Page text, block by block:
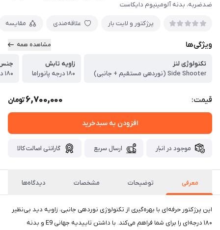
ضدضربه، بدنه آلومینیوم دایکاست
پرژکتور و لایت بار علاقه‌مندی مقایسه
ویژگی‌ها مشاهده همه
تکنولوژی لنز
Side Shooter (نوردهی مستقیم + جانبی)
زاویه تابش
۱۸۰ درجه پانوراما
۱۸۰ درجه پانوراما
قیمت: 6,700,000تومان
افزودن به سبدخرید
موجود در انبار ارسال سریع گارانتی اصالت کالا
معرفی توضیحات مشخصات دیدگاه‌ها
این پرژکتور حرفه‌ای با بهره‌گیری از تکنولوژی نوردهی جانبی، زاویه دید بی‌نظیر
۱۸۰ درجه‌ای را برای شما فراهم می‌کند. با داشتن تاییدیه جهانی E9 و بدنه